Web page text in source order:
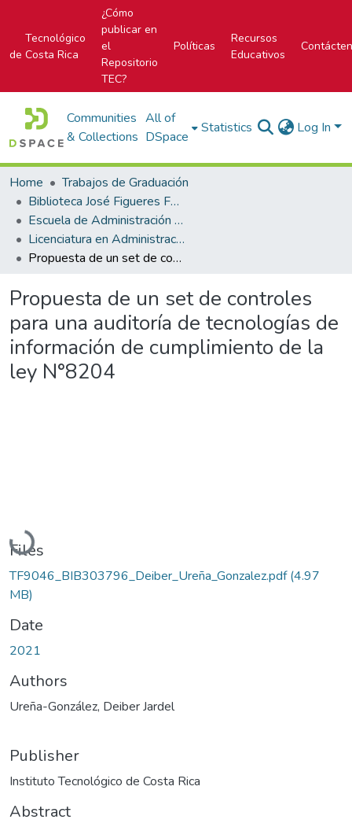
Tecnológico
de Costa Rica
¿Cómo
publicar en
el
Repositorio
TEC?
Políticas
Recursos
Educativos
Communities
& Collections
All of
DSpace
Statistics Log In
Home
Trabajos de Graduación
Biblioteca José Figueres Ferrer
Escuela de Administración de Tecnologías de Información (antes era Área Académica de Administración de Tecnologías de Información)
Licenciatura en Administración de Tecnología de Información
Propuesta de un set de controles para una auditoría de tecnologías de información de cumplimiento de la ley N°8204
Propuesta de un set de controles
para una auditoría de tecnologías de
información de cumplimiento de la
ley N°8204
Loading...
Files
TF9046_BIB303796_Deiber_Ureña_Gonzalez.pdf(4.97
MB)
Date
2021
Authors
Ureña-González, Deiber Jardel
Publisher
Instituto Tecnológico de Costa Rica
Abstract